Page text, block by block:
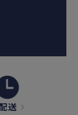
送